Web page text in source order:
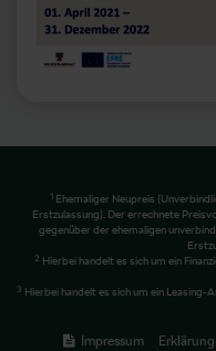
1 Ehemaliger Neupreis
Erstzulassung). Der errechnete
gegenüber der ehemaligen
2 Hierbei handelt es sich um ein
3 Hierbei handelt es sich um ein
Impressum